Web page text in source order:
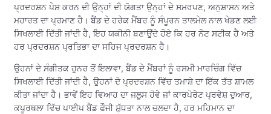
ਪ੍ਰਦਰਸ਼ਨ ਪੇਸ਼ ਕਰਨ ਦੀ ਉਨ੍ਹਾਂ ਦੀ ਯੋਗਤਾ ਉਨ੍ਹਾਂ ਦੇ ਸਮਰਪਣ, ਅਨੁਸ਼ਾਸਨ ਅਤੇ
ਮਹਾਰਤ ਦਾ ਪ੍ਰਮਾਣ ਹੈ। ਬੈਂਡ ਦੇ ਹਰੇਕ ਮੈਂਬਰ ਨੂੰ ਸੰਪੂਰਨ ਤਾਲਮੇਲ ਨਾਲ ਖੇਡਣ ਲਈ
ਸਿਖਲਾਈ ਦਿੱਤੀ ਜਾਂਦੀ ਹੈ, ਇਹ ਯਕੀਨੀ ਬਣਾਉਂਦੇ ਹੋਏ ਕਿ ਹਰ ਨੋਟ ਸਟੀਕ ਹੈ ਅਤੇ
ਹਰ ਪ੍ਰਦਰਸ਼ਨ ਪ੍ਰਤਿਭਾ ਦਾ ਸਹਿਜ ਪ੍ਰਦਰਸ਼ਨ ਹੈ।
ਉਹਨਾਂ ਦੇ ਸੰਗੀਤਕ ਹੁਨਰ ਤੋਂ ਇਲਾਵਾ, ਬੈਂਡ ਦੇ ਮੈਂਬਰਾਂ ਨੂੰ ਰਸਮੀ ਮਾਰਚਿੰਗ ਵਿੱਚ
ਸਿਖਲਾਈ ਦਿੱਤੀ ਜਾਂਦੀ ਹੈ, ਉਹਨਾਂ ਦੇ ਪ੍ਰਦਰਸ਼ਨ ਵਿੱਚ ਤਮਾਸ਼ੇ ਦਾ ਇੱਕ ਤੱਤ ਸ਼ਾਮਲ
ਕੀਤਾ ਜਾਂਦਾ ਹੈ। ਭਾਵੇਂ ਇਹ ਵਿਆਹ ਦਾ ਜਲੂਸ ਹੋਵੇ ਜਾਂ ਕਾਰਪੋਰੇਟ ਪ੍ਰਵੇਸ਼ ਦੁਆਰ,
ਕਪੂਰਥਲਾ ਵਿੱਚ ਪਾਈਪ ਬੈਂਡ ਫੌਜੀ ਸ਼ੁੱਧਤਾ ਨਾਲ ਚਲਦਾ ਹੈ, ਹਰ ਮਹਿਮਾਨ ਦਾ